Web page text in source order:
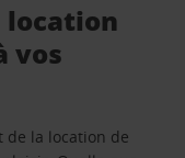
location
vos
de la location de